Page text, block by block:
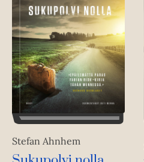
Stefan Ahnhem